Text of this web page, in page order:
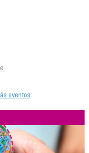
eventos